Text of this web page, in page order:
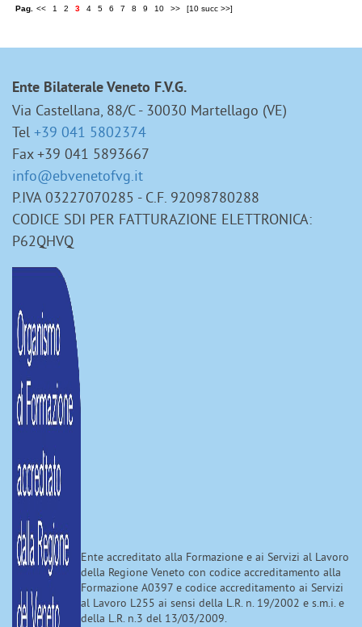
Pag. << 1 2 3 4 5 6 7 8 9 10 >> [10 succ >>]
Ente Bilaterale Veneto F.V.G.
Via Castellana, 88/C - 30030 Martellago (VE)
Tel +39 041 5802374
Fax +39 041 5893667
info@ebvenetofvg.it
P.IVA 03227070285 - C.F. 92098780288
CODICE SDI PER FATTURAZIONE ELETTRONICA:
P62QHVQ
Ente accreditato alla Formazione e ai Servizi al Lavoro
della Regione Veneto con codice accreditamento alla
Formazione A0397 e codice accreditamento ai Servizi
al Lavoro L255 ai sensi della L.R. n. 19/2002 e s.m.i. e
della L.R. n.3 del 13/03/2009.